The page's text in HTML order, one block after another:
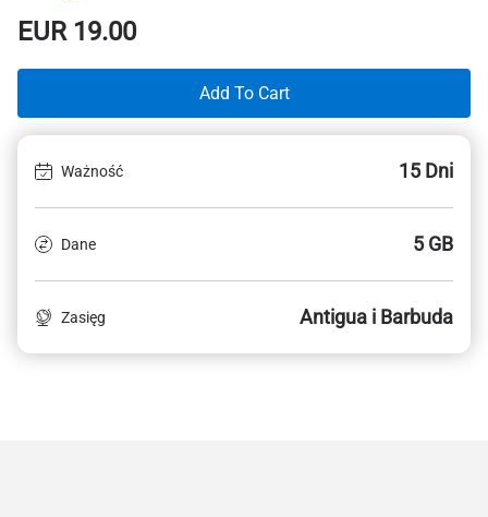
EUR19.00
Add To Cart
Ważność 15 Dni
Dane 5 GB
Zasięg Antigua i Barbuda